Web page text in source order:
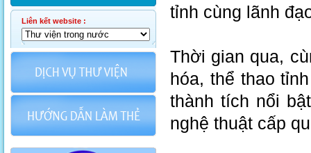
Liên kết website :
tỉnh cùng lãnh
Thời gian qua,
hóa, thể thao
thành tích nổi
nghệ thuật cấp